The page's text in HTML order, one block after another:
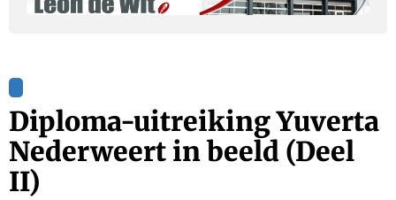
Diploma-uitreiking Yuverta
Nederweert in beeld (Deel
II)